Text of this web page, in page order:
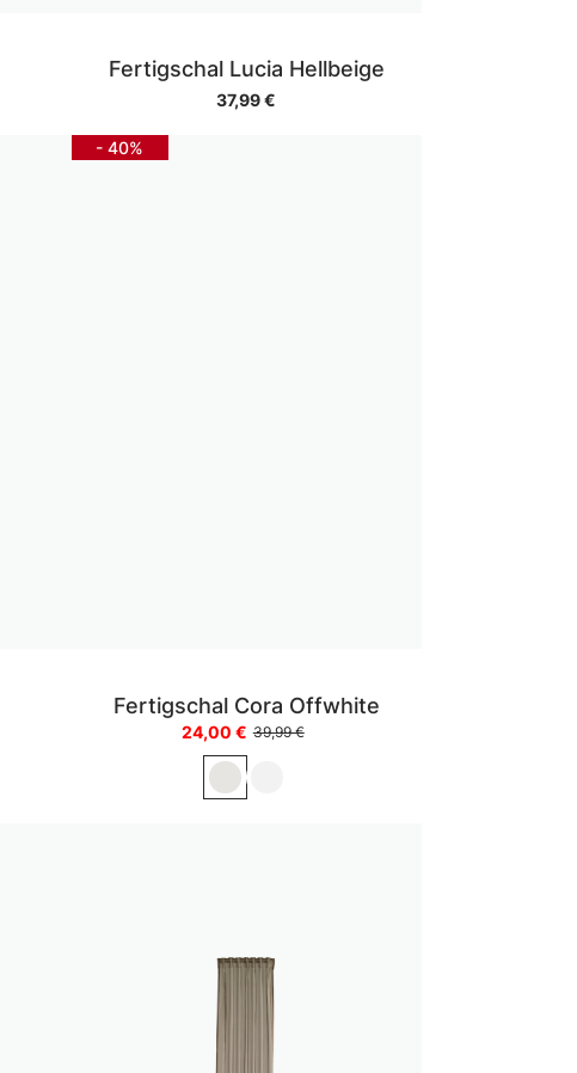
Fertigschal Lucia Hellbeige
37,99 €
- 40%
Fertigschal Cora Offwhite
24,00 € 39,99 €